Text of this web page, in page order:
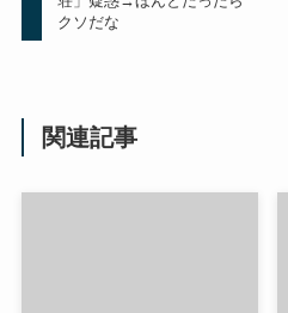
クソだな
関連記事